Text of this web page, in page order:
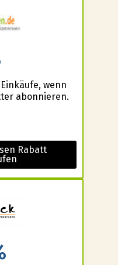
wenn
abonnieren.
Rabatt